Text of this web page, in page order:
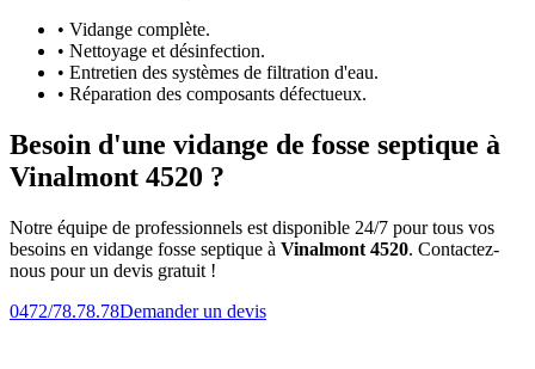
• Vidange complète.
• Nettoyage et désinfection.
• Entretien des systèmes de filtration d'eau.
• Réparation des composants défectueux.
Besoin d'une vidange de fosse septique à
Vinalmont 4520 ?
Notre équipe de professionnels est disponible 24/7 pour tous vos
besoins en vidange fosse septique à Vinalmont 4520. Contactez-
nous pour un devis gratuit !
0472/78.78.78Demander un devis